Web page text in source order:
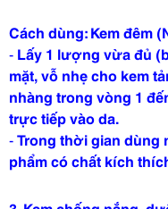
Cách dùng: Kem đêm
- Lấy 1 lượng vừa đủ
mặt, vỗ nhẹ cho kem
nhàng trong vòng 1
trực tiếp vào da.
-Trong thời gian dùng
phẩm có chất kích